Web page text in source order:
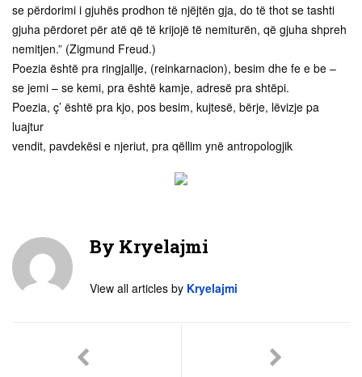
se përdorimi i gjuhës prodhon të njëjtën gja, do të thot se tashti
gjuha përdoret për atë që të krijojë të nemiturën, që gjuha shpreh
nemitjen.” (Zigmund Freud.)
Poezia është pra ringjallje, (reinkarnacion), besim dhe fe e be –
se jemi – se kemi, pra është kamje, adresë pra shtëpi.
Poezia, ç’ është pra kjo, pos besim, kujtesë, bërje, lëvizje pa
luajtur
vendit, pavdekësi e njeriut, pra qëllim ynë antropologjik
By Kryelajmi
View all articles by Kryelajmi